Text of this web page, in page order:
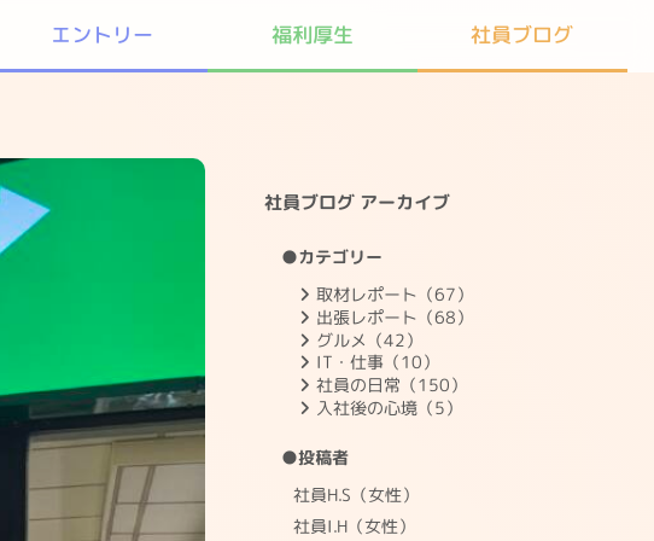
エントリー 福利厚生 社員ブログ
社員ブログ アーカイブ
●カテゴリー
取材レポート（67）
出張レポート（68）
グルメ（42）
IT・仕事（10）
社員の日常（150）
入社後の心境（5）
●投稿者
社員H.S（女性）
社員I.H（女性）